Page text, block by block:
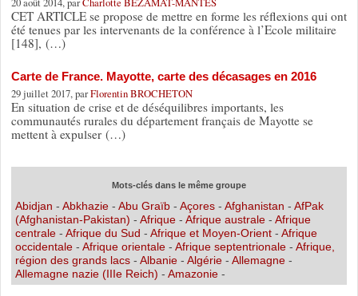
CET ARTICLE se propose de mettre en forme les réflexions qui ont
été tenues par les intervenants de la conférence à l’Ecole militaire
[148], (…)
Carte de France. Mayotte, carte des décasages en 2016
29 juillet 2017, parFlorentin BROCHETON
En situation de crise et de déséquilibres importants, les
communautés rurales du département français de Mayotte se
mettent à expulser (…)
Mots-clés dans le même groupe
Abidjan - Abkhazie- Abu Graïb- Açores- Afghanistan - AfPak
(Afghanistan-Pakistan) - Afrique- Afrique australe- Afrique
centrale - Afrique du Sud - Afrique et Moyen-Orient - Afrique
occidentale - Afrique orientale - Afrique septentrionale - Afrique,
région des grands lacs- Albanie - Algérie - Allemagne -
Allemagne nazie (IIIe Reich) - Amazonie-